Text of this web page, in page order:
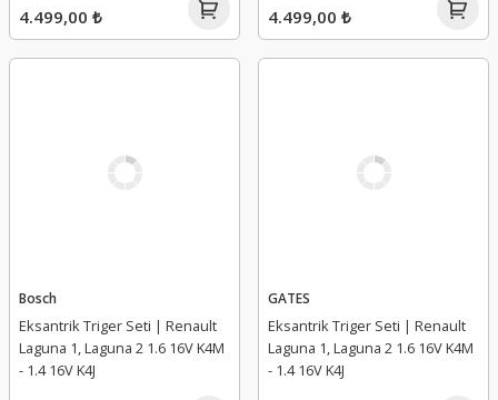
4.499,00 ₺ 4.499,00 ₺
Bosch
Eksantrik Triger Seti | Renault
Laguna 1, Laguna 2 1.6 16V K4M
- 1.4 16V K4J
GATES
Eksantrik Triger Seti | Renault
Laguna 1, Laguna 2 1.6 16V K4M
- 1.4 16V K4J